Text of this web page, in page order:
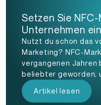
Setzen Sie
Unternehmen
Nutzt du schon das
Marketing? NFC-
vergangenen Jahren
beliebter geworden,
Artikel lesen